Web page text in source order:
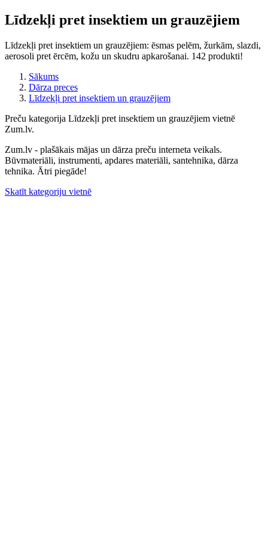
Līdzekļi pret insektiem un grauzējiem
Līdzekļi pret insektiem un grauzējiem: ēsmas pelēm, žurkām, slazdi,
aerosoli pret ērcēm, kožu un skudru apkarošanai. 142 produkti!
Sākums
Dārza preces
Līdzekļi pret insektiem un grauzējiem
Preču kategorija Līdzekļi pret insektiem un grauzējiem vietnē
Zum.lv.
Zum.lv - plašākais mājas un dārza preču interneta veikals.
Būvmateriāli, instrumenti, apdares materiāli, santehnika, dārza
tehnika. Ātri piegāde!
Skatīt kategoriju vietnē